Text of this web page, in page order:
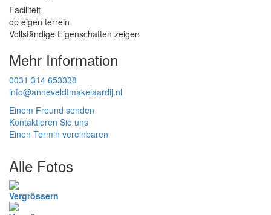
Faciliteit
op eigen terrein
Vollständige Eigenschaften zeigen
Mehr Information
0031 314 653338
info@anneveldtmakelaardij.nl
Einem Freund senden
Kontaktieren Sie uns
Einen Termin vereinbaren
Alle Fotos
Vergrössern